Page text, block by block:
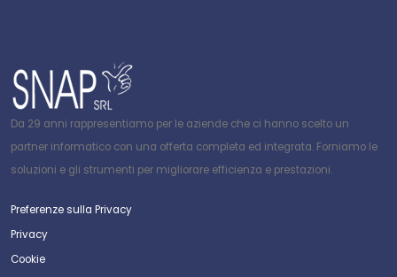
Da 29 anni rappresentiamo per le aziende che ci hanno scelto un
partner informatico con una offerta completa ed integrata. Forniamo le
soluzioni e gli strumenti per migliorare efficienza e prestazioni.
Preferenze sulla Privacy
Privacy
Cookie